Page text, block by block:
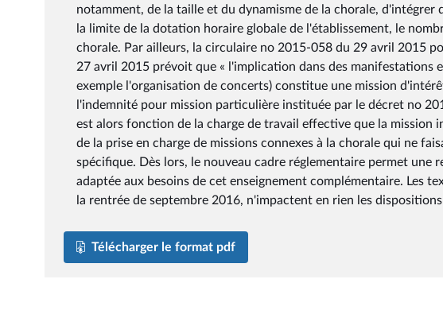
notamment, de la taille et du dynamisme de la chorale, d'intégrer
la limite de la dotation horaire globale de l'établissement, le
chorale. Par ailleurs, la circulaire no 2015-058 du 29 avril 2015
27 avril 2015 prévoit que « l'implication dans des manifestations
exemple l'organisation de concerts) constitue une mission
l'indemnité pour mission particulière instituée par le décret no
est alors fonction de la charge de travail effective que la mission
de la prise en charge de missions connexes à la chorale qui ne
spécifique. Dès lors, le nouveau cadre réglementaire permet une
adaptée aux besoins de cet enseignement complémentaire. Les
la rentrée de septembre 2016, n'impactent en rien les
Télécharger le format pdf